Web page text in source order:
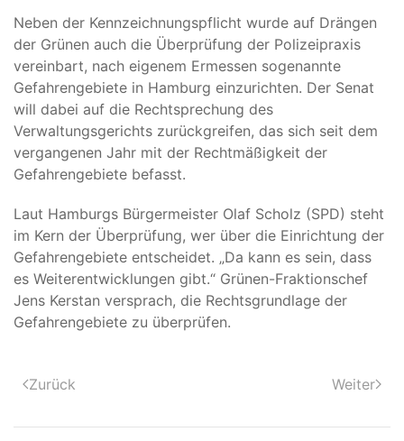
Neben der Kennzeichnungspflicht wurde auf Drängen
der Grünen auch die Überprüfung der Polizeipraxis
vereinbart, nach eigenem Ermessen sogenannte
Gefahrengebiete in Hamburg einzurichten. Der Senat
will dabei auf die Rechtsprechung des
Verwaltungsgerichts zurückgreifen, das sich seit dem
vergangenen Jahr mit der Rechtmäßigkeit der
Gefahrengebiete befasst.
Laut Hamburgs Bürgermeister Olaf Scholz (SPD) steht
im Kern der Überprüfung, wer über die Einrichtung der
Gefahrengebiete entscheidet. „Da kann es sein, dass
es Weiterentwicklungen gibt.“ Grünen-Fraktionschef
Jens Kerstan versprach, die Rechtsgrundlage der
Gefahrengebiete zu überprüfen.
Zurück Weiter